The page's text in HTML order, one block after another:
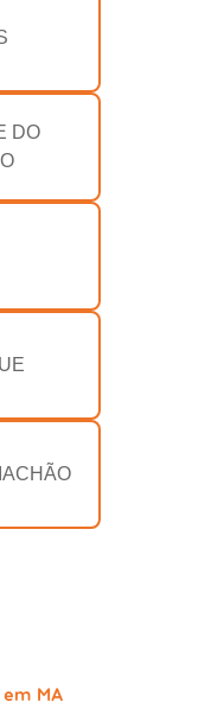
DO
MA